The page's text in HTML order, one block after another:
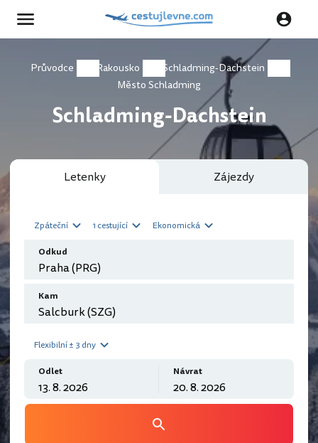
Průvodce Rakousko
Schladming-Dachstein
Město Schladming
Schladming-Dachstein
Letenky Zájezdy
Zpáteční 1 cestující Ekonomická
Odkud
Kam
Flexibilní ± 3 dny
Odlet Návrat